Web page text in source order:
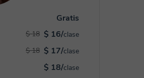
Gratis
$ 16/clase
$ 18
$ 17/clase
$ 18
$ 18/clase